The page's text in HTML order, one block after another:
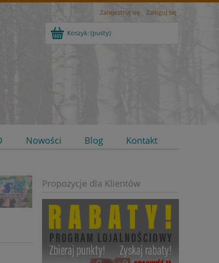
Zarejestruj się Zaloguj się
Koszyk:(pusty)
Nowości Blog
Kontakt
Propozycje dla Klientów